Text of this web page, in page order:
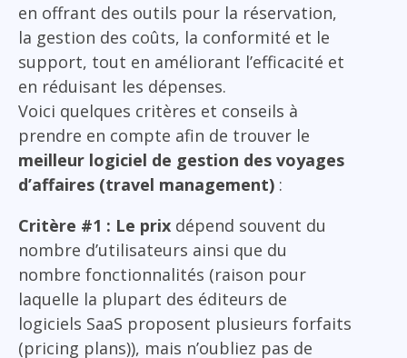
en offrant des outils pour la réservation,
la gestion des coûts, la conformité et le
support, tout en améliorant l’efficacité et
en réduisant les dépenses.
Voici quelques critères et conseils à
prendre en compte afin de trouver le
meilleur logiciel de gestion des voyages
d’affaires (travel management) :
Critère #1 : Le prix dépend souvent du
nombre d’utilisateurs ainsi que du
nombre fonctionnalités (raison pour
laquelle la plupart des éditeurs de
logiciels SaaS proposent plusieurs forfaits
(pricing plans)), mais n’oubliez pas de